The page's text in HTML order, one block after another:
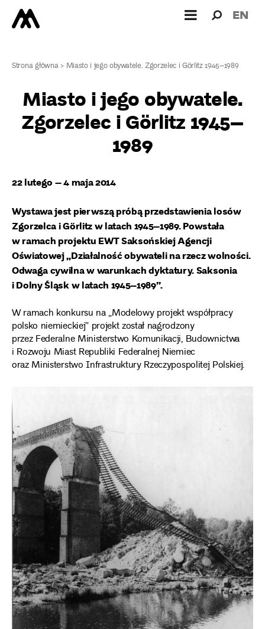
dla: EN
Strona główna> Miasto i jego obywatele. Zgorzelec i Görlitz 1945–1989
Miasto i jego obywatele.
Zgorzelec i Görlitz 1945–
1989
22 lutego – 4 maja 2014
Wystawa jest pierwszą próbą przedstawienia losów
Zgorzelca i Görlitz w latach 1945–1989. Powstała
w ramach projektu EWT Saksońskiej Agencji
Oświatowej „Działalność obywateli na rzecz wolności.
Odwaga cywilna w warunkach dyktatury. Saksonia
i Dolny Śląsk w latach 1945–1989”.
W ramach konkursu na „Modelowy projekt współpracy
polsko niemieckiej” projekt został nagrodzony
przez Federalne Ministerstwo Komunikacji, Budownictwa
i Rozwoju Miast Republiki Federalnej Niemiec
oraz Ministerstwo Infrastruktury Rzeczypospolitej Polskiej.